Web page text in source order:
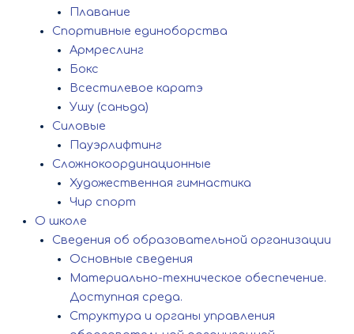
Плавание
Спортивные единоборства
Армреслинг
Бокс
Всестилевое каратэ
Ушу (саньда)
Силовые
Пауэрлифтинг
Сложнокоординационные
Художественная гимнастика
Чир спорт
О школе
Сведения об образовательной организации
Основные сведения
Материально-техническое обеспечение.
Доступная среда.
Структура и органы управления